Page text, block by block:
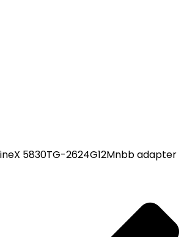
5830TG-2624G12Mnbb adapter